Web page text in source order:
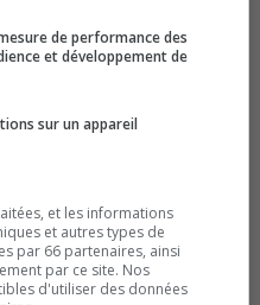
ces
en
tout
de performance des
et développement de
sur un appareil
et les informations
et autres types de
par 66 partenaires, ainsi
par ce site. Nos
d'utiliser des données